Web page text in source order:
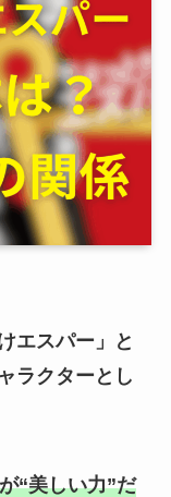
エスパー」と
ラクターとし
“美しい力”だ